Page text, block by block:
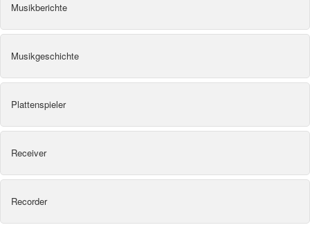
Musikberichte
Musikgeschichte
Plattenspieler
Receiver
Recorder